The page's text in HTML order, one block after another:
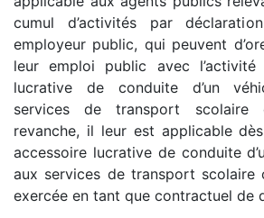
cumul d’activités par
employeur public, qui peuvent
leur emploi public avec l’activité
lucrative de conduite d’un
services de transport scolaire
revanche, il leur est applicable
accessoire lucrative de conduite
aux services de transport scolaire
exercée en tant que contractuel de